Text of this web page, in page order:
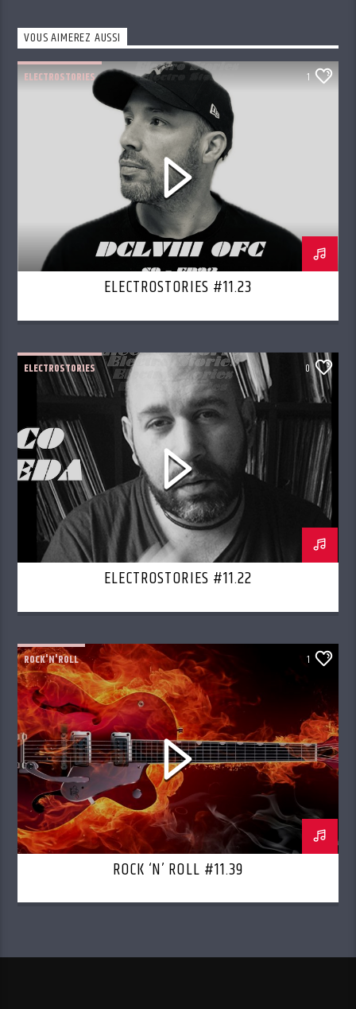
VOUS AIMEREZ AUSSI
ELECTROSTORIES 1
ELECTROSTORIES #11.23
ELECTROSTORIES 0
ELECTROSTORIES #11.22
ROCK'N'ROLL 1
ROCK ‘N’ ROLL #11.39